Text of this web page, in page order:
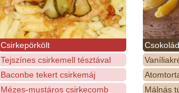
Csirkepörkölt
Tejszínes csirkemell tésztával
Baconbe tekert csirkemáj
Mézes-mustáros csirkecomb
Málnás